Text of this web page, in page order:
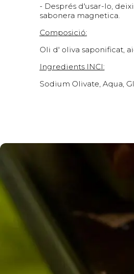
- Després d'usar-lo,
sabonera magnetica.
Composició:
Oli d' oliva saponificat,
Ingredients INCI:
Sodium Olivate, Aqua,